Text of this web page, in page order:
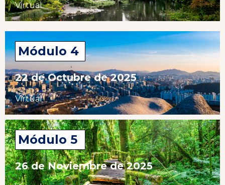
Virtual
Módulo 4
22 de Octubre de 2025
Virtual
Módulo 5
26 de Noviembre de 2025